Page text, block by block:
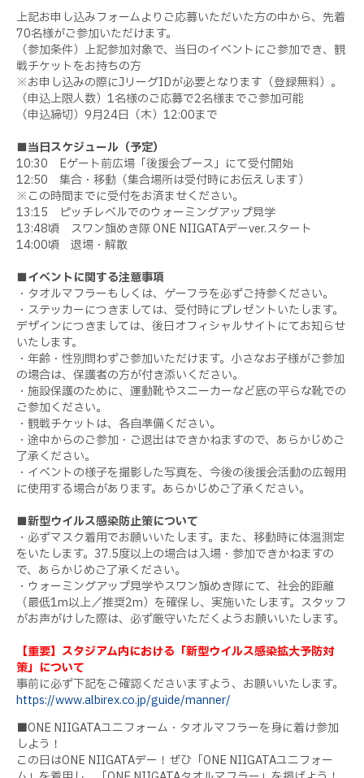
上記お申し込みフォームよりご応募いただいた方の中から、先着
70名様がご参加いただけます。
（参加条件）上記参加対象で、当日のイベントにご参加でき、観
戦チケットをお持ちの方
※お申し込みの際にJリーグIDが必要となります（登録無料）。
（申込上限人数） 1名様のご応募で2名様までご参加可能
（申込締切） 9月24日（木） 12:00まで
■当日スケジュール（予定）
10:30 Eゲート前広場「後援会ブース」にて受付開始
12:50 集合・移動（集合場所は受付時にお伝えします）
※この時間までに受付をお済ませください。
13:15 ピッチレベルでのウォーミングアップ見学
13:48頃 スワン旗めき隊 ONE NIIGATAデーver.スタート
14:00頃 退場・解散
■イベントに関する注意事項
・タオルマフラーもしくは、ゲーフラを必ずご持参ください。
・ステッカーにつきましては、受付時にプレゼントいたします。
デザインにつきましては、後日オフィシャルサイトにてお知らせ
いたします。
・年齢・性別問わずご参加いただけます。小さなお子様がご参加
の場合は、保護者の方が付き添いください。
・施設保護のために、運動靴やスニーカーなど底の平らな靴での
ご参加ください。
・観戦チケットは、各自準備ください。
・途中からのご参加・ご退出はできかねますので、あらかじめご
了承ください。
・イベントの様子を撮影した写真を、今後の後援会活動の広報用
に使用する場合があります。あらかじめご了承ください。
■新型ウイルス感染防止策について
・必ずマスク着用でお願いいたします。また、移動時に体温測定
をいたします。37.5度以上の場合は入場・参加できかねますの
で、あらかじめご了承ください。
・ウォーミングアップ見学やスワン旗めき隊にて、社会的距離
（最低1m以上／推奨2m）を確保し、実施いたします。スタッフ
がお声がけした際は、必ず厳守いただくようお願いいたします。
【重要】スタジアム内における「新型ウイルス感染拡大予防対
策」について
事前に必ず下記をご確認くださいますよう、お願いいたします。
https://www.albirex.co.jp/guide/manner/
■ONE NIIGATAユニフォーム・タオルマフラーを身に着け参加
しよう！
この日はONE NIIGATAデー！ぜひ「ONE NIIGATAユニフォー